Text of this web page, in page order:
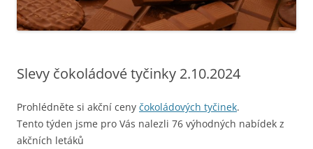
Slevy čokoládové tyčinky 2.10.2024
Prohlédněte si akční ceny čokoládových tyčinek.
Tento týden jsme pro Vás nalezli 76 výhodných nabídek z
akčních letáků